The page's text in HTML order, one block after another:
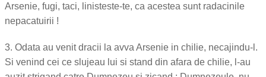
Arsenie, fugi, taci, linisteste-te, ca acestea sunt radacinile
nepacatuirii !
3. Odata au venit dracii la avva Arsenie in chilie, necajindu-l.
Si venind cei ce slujeau lui si stand din afara de chilie, l-au